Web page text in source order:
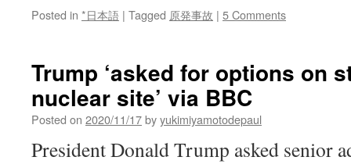
Posted in *日本語 | Tagged 原発事故 | 5 Comments
Trump ‘asked for options on
nuclear site’ via BBC
Posted on 2020/11/17byyukimiyamotodepaul
President Donald Trump asked senior